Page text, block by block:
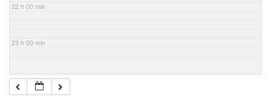
22 h 00 min
23 h 00 min